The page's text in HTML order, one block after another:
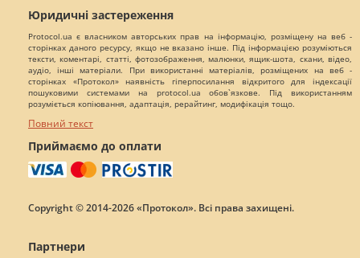
Юридичні застереження
Protocol.ua є власником авторських прав на інформацію, розміщену на веб -
сторінках даного ресурсу, якщо не вказано інше. Під інформацією розуміються
тексти, коментарі, статті, фотозображення, малюнки, ящик-шота, скани, відео,
аудіо, інші матеріали. При використанні матеріалів, розміщених на веб -
сторінках «Протокол» наявність гіперпосилання відкритого для індексації
пошуковими системами на protocol.ua обов`язкове. Під використанням
розуміється копіювання, адаптація, рерайтинг, модифікація тощо.
Повний текст
Приймаємо до оплати
Copyright © 2014-2026 «Протокол». Всі права захищені.
Партнери